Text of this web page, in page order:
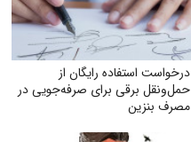
درخواست استفاده رایگان از
حمل‌ونقل برقی برای صرفه‌جویی در
مصرف بنزین